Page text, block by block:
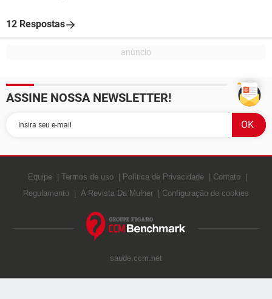
12 Respostas
ASSINE NOSSA NEWSLETTER!
Equipe Termos de uso Política de Privacidade
Contato
Regulamento
A Revista Da Mulher Configuração de cookies
saude.ccm.net